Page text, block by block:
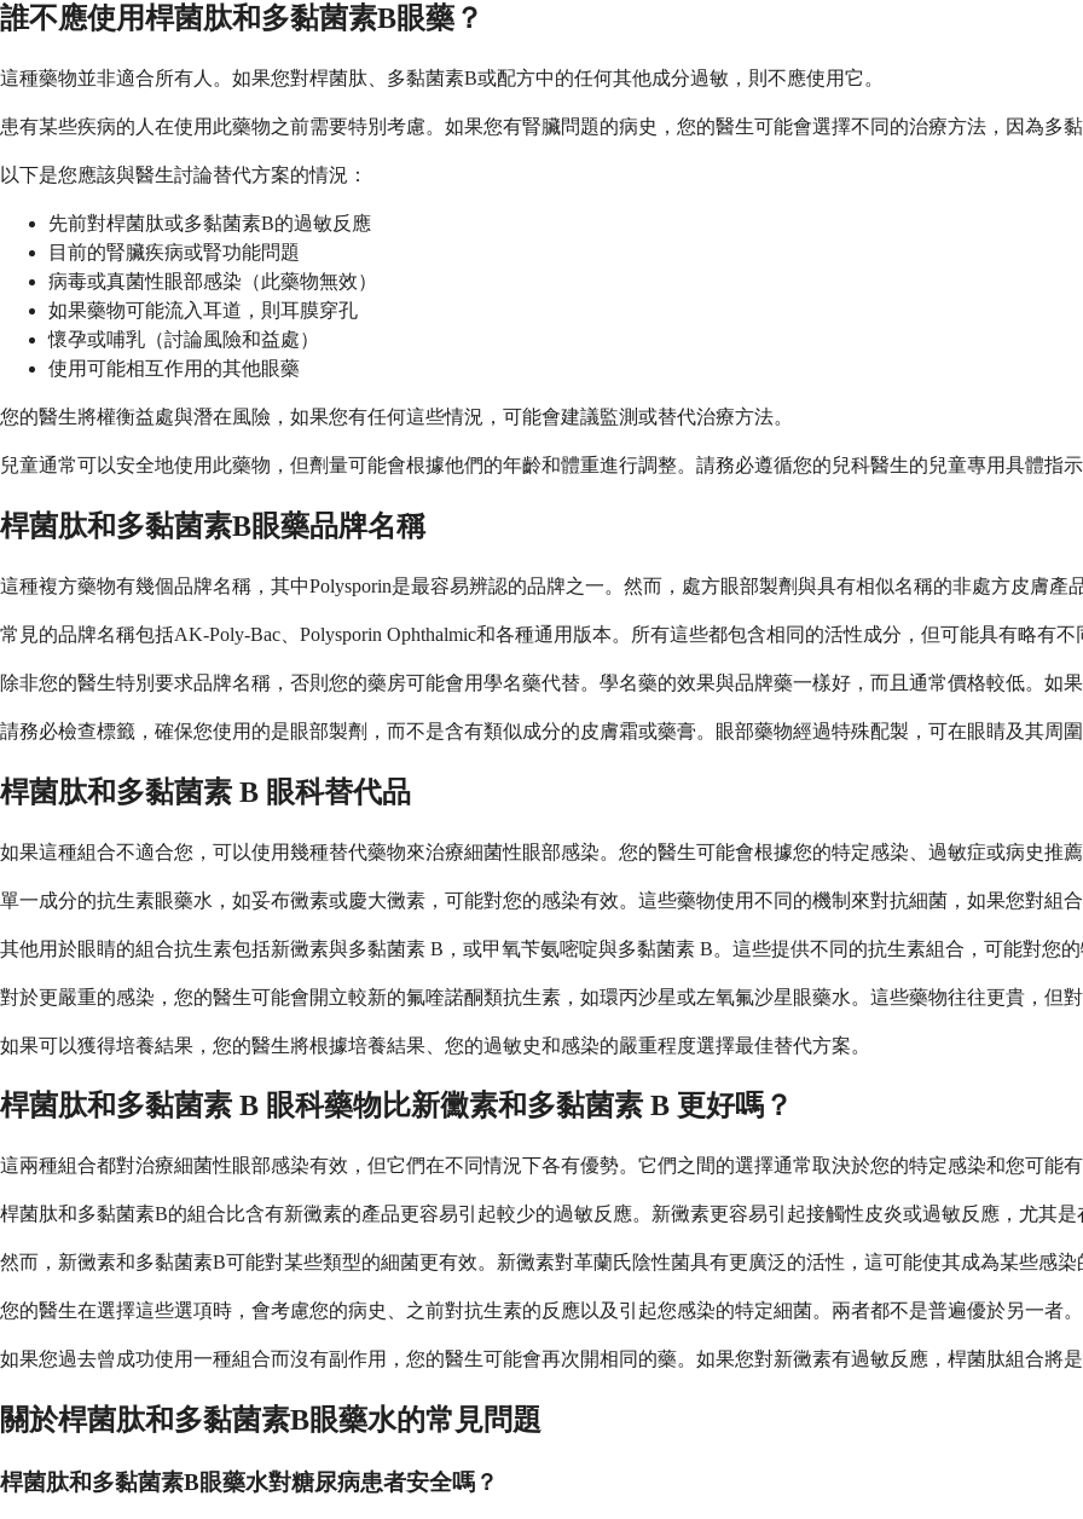
誰不應使用桿菌肽和多黏菌素B眼藥？
這種藥物並非適合所有人。如果您對桿菌肽、多黏菌素B或配方中的任何其他成分過敏，則不應使用它。
患有某些疾病的人在使用此藥物之前需要特別考慮。如果您有腎臟問題的病史，您的醫生可能會選擇不同的治療方法，因為多
以下是您應該與醫生討論替代方案的情況：
先前對桿菌肽或多黏菌素B的過敏反應
目前的腎臟疾病或腎功能問題
病毒或真菌性眼部感染（此藥物無效）
如果藥物可能流入耳道，則耳膜穿孔
懷孕或哺乳（討論風險和益處）
使用可能相互作用的其他眼藥
您的醫生將權衡益處與潛在風險，如果您有任何這些情況，可能會建議監測或替代治療方法。
兒童通常可以安全地使用此藥物，但劑量可能會根據他們的年齡和體重進行調整。請務必遵循您的兒科醫生的兒童專用具體指
桿菌肽和多黏菌素B眼藥品牌名稱
這種複方藥物有幾個品牌名稱，其中Polysporin是最容易辨認的品牌之一。然而，處方眼部製劑與具有相似名稱的非處方皮膚產
常見的品牌名稱包括AK-Poly-Bac、Polysporin Ophthalmic和各種通用版本。所有這些都包含相同的活性成分，但可能具有略有
除非您的醫生特別要求品牌名稱，否則您的藥房可能會用學名藥代替。學名藥的效果與品牌藥一樣好，而且通常價格較低。如
請務必檢查標籤，確保您使用的是眼部製劑，而不是含有類似成分的皮膚霜或藥膏。眼部藥物經過特殊配製，可在眼睛及其周
桿菌肽和多黏菌素 B 眼科替代品
如果這種組合不適合您，可以使用幾種替代藥物來治療細菌性眼部感染。您的醫生可能會根據您的特定感染、過敏症或病史推
單一成分的抗生素眼藥水，如妥布黴素或慶大黴素，可能對您的感染有效。這些藥物使用不同的機制來對抗細菌，如果您對組
其他用於眼睛的組合抗生素包括新黴素與多黏菌素 B，或甲氧苄氨嘧啶與多黏菌素 B。這些提供不同的抗生素組合，可能對您
對於更嚴重的感染，您的醫生可能會開立較新的氟喹諾酮類抗生素，如環丙沙星或左氧氟沙星眼藥水。這些藥物往往更貴，但
如果可以獲得培養結果，您的醫生將根據培養結果、您的過敏史和感染的嚴重程度選擇最佳替代方案。
桿菌肽和多黏菌素 B 眼科藥物比新黴素和多黏菌素 B 更好嗎？
這兩種組合都對治療細菌性眼部感染有效，但它們在不同情況下各有優勢。它們之間的選擇通常取決於您的特定感染和您可能
桿菌肽和多黏菌素B的組合比含有新黴素的產品更容易引起較少的過敏反應。新黴素更容易引起接觸性皮炎或過敏反應，尤其
然而，新黴素和多黏菌素B可能對某些類型的細菌更有效。新黴素對革蘭氏陰性菌具有更廣泛的活性，這可能使其成為某些感染
您的醫生在選擇這些選項時，會考慮您的病史、之前對抗生素的反應以及引起您感染的特定細菌。兩者都不是普遍優於另一者。
如果您過去曾成功使用一種組合而沒有副作用，您的醫生可能會再次開相同的藥。如果您對新黴素有過敏反應，桿菌肽組合將
關於桿菌肽和多黏菌素B眼藥水的常見問題
桿菌肽和多黏菌素B眼藥水對糖尿病患者安全嗎？